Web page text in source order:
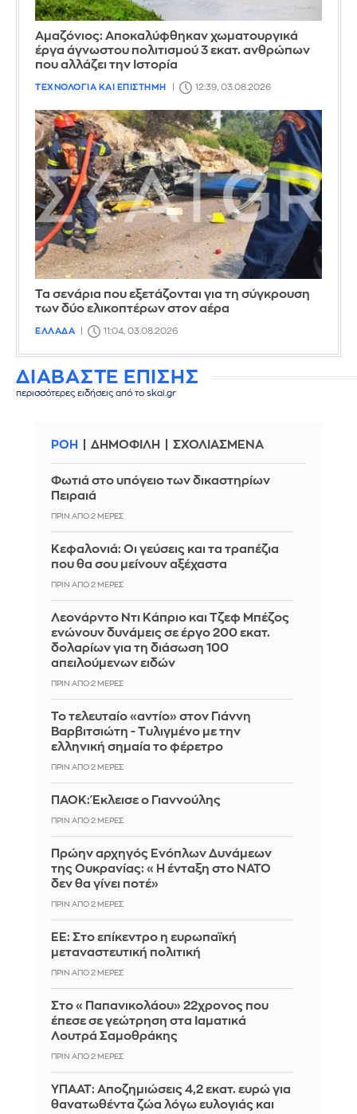
Αμαζόνιος: Αποκαλύφθηκαν χωματουργικά
έργα άγνωστου πολιτισμού 3 εκατ. ανθρώπων
που αλλάζει την Iστορία
ΤΕΧΝΟΛΟΓΙΑ ΚΑΙ ΕΠΙΣΤΗΜΗ 12:39, 03.08.2026
Τα σενάρια που εξετάζονται για τη σύγκρουση
των δύο ελικοπτέρων στον αέρα
ΕΛΛΑΔΑ 11:04, 03.08.2026
ΔΙΑΒΑΣΤΕ ΕΠΙΣΗΣ
περισσότερες ειδήσεις από το skai.gr
ΡΟΗ ΔΗΜΟΦΙΛΗ ΣΧΟΛΙΑΣΜΕΝΑ
Φωτιά στο υπόγειο των δικαστηρίων
Πειραιά
ΠΡΙΝ ΑΠΌ 2 ΜΈΡΕΣ
Κεφαλονιά: Οι γεύσεις και τα τραπέζια
που θα σου μείνουν αξέχαστα
ΠΡΙΝ ΑΠΌ 2 ΜΈΡΕΣ
Λεονάρντο Ντι Κάπριο και Τζεφ Μπέζος
ενώνουν δυνάμεις σε έργο 200 εκατ.
δολαρίων για τη διάσωση 100
απειλούμενων ειδών
ΠΡΙΝ ΑΠΌ 2 ΜΈΡΕΣ
Το τελευταίο «αντίο» στον Γιάννη
Βαρβιτσιώτη - Τυλιγμένο με την
ελληνική σημαία το φέρετρο
ΠΡΙΝ ΑΠΌ 2 ΜΈΡΕΣ
ΠΑΟΚ: Έκλεισε ο Γιαννούλης
ΠΡΙΝ ΑΠΌ 2 ΜΈΡΕΣ
Πρώην αρχηγός Ενόπλων Δυνάμεων
της Ουκρανίας: «Η ένταξη στο ΝΑΤΟ
δεν θα γίνει ποτέ»
ΠΡΙΝ ΑΠΌ 2 ΜΈΡΕΣ
EE: Στο επίκεντρο η ευρωπαϊκή
μεταναστευτική πολιτική
ΠΡΙΝ ΑΠΌ 2 ΜΈΡΕΣ
Στο «Παπανικολάου» 22χρονος που
έπεσε σε γεώτρηση στα Ιαματικά
Λουτρά Σαμοθράκης
ΠΡΙΝ ΑΠΌ 2 ΜΈΡΕΣ
ΥΠΑΑΤ: Αποζημιώσεις 4,2 εκατ. ευρώ για
θανατωθέντα ζώα λόγω ευλογιάς και